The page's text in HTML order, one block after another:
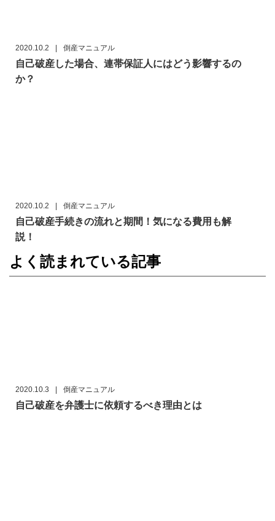
2020.10.2 倒産マニュアル
自己破産した場合、連帯保証人にはどう影響するの
か？
2020.10.2 倒産マニュアル
自己破産手続きの流れと期間！気になる費用も解
説！
よく読まれている記事
2020.10.3 倒産マニュアル
自己破産を弁護士に依頼するべき理由とは